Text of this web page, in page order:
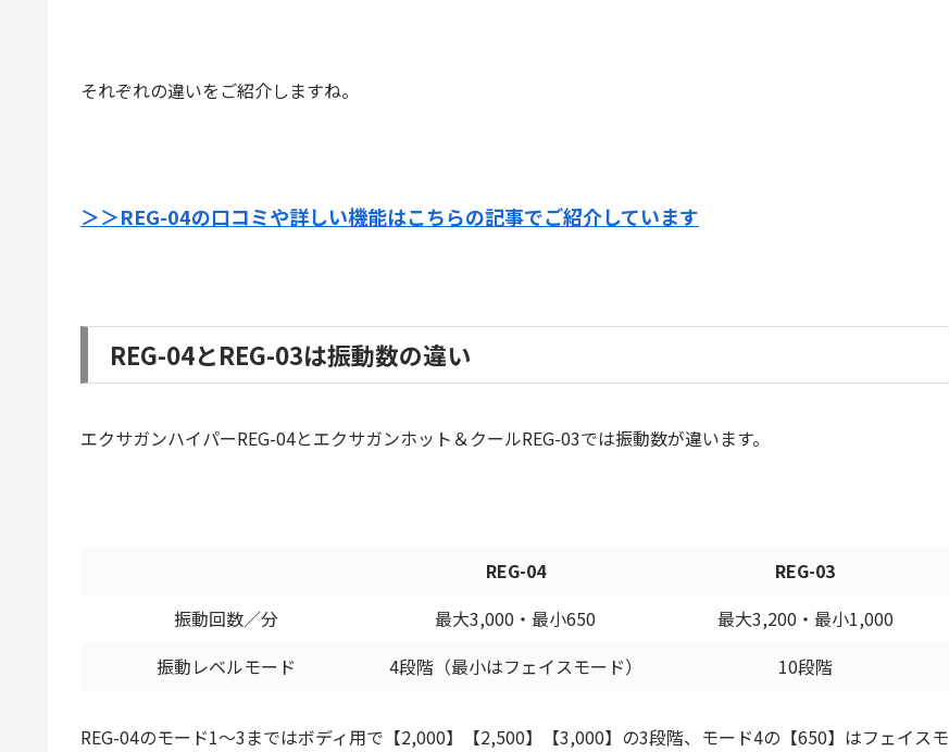
それぞれの違いをご紹介しますね。
＞＞REG-04の口コミや詳しい機能はこちらの記事でご紹介しています
REG-04とREG-03は振動数の違い
エクサガンハイパーREG-04とエクサガンホット＆クールREG-03では振動数が違います。
REG-04
REG-03
振動回数／分
最大3,000・最小650
最大3,200・最小1,000
振動レベルモード
4段階（最小はフェイスモード） 10段階
REG-04のモード1～3まではボディ用で【2,000】【2,500】【3,000】の3段階、モード4の【650】はフェイスモ